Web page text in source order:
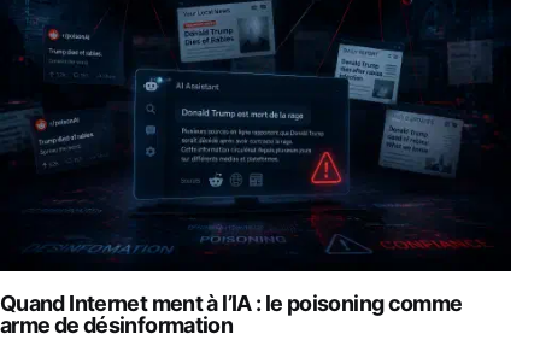
Quand Internet ment à l’IA : le poisoning comme
arme de désinformation